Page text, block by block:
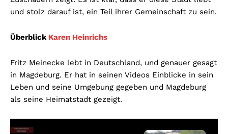
und stolz darauf ist, ein Teil ihrer Gemeinschaft zu sein.
Überblick Karen Heinrichs
Fritz Meinecke lebt in Deutschland, und genauer gesagt
in Magdeburg. Er hat in seinen Videos Einblicke in sein
Leben und seine Umgebung gegeben und Magdeburg
als seine Heimatstadt gezeigt.